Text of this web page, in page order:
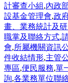
計審查小組,內政
設基金管理會,政
畫、業務統計及
職掌及聯絡方式,
會,所屬機關資訊
件收結情形,主管
專區,便民服務,單
詢,各業務單位聯